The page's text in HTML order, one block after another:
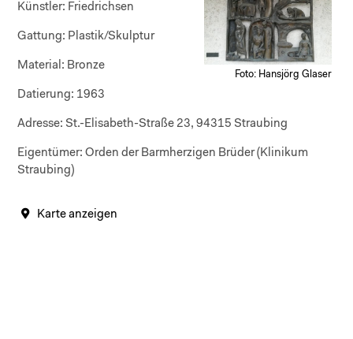
Foto: Hansjörg Glaser
Künstler: Friedrichsen
Gattung: Plastik/Skulptur
Material: Bronze
Datierung: 1963
Adresse: St.-Elisabeth-Straße 23, 94315 Straubing
Eigentümer: Orden der Barmherzigen Brüder (Klinikum
Straubing)
Karte anzeigen